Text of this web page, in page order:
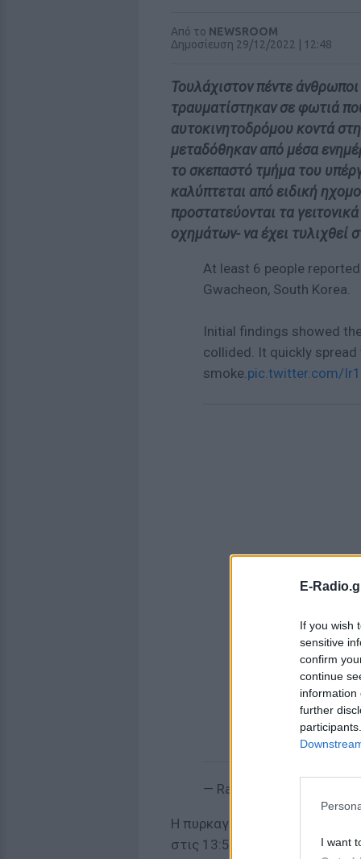
E-
If you wish
sensitive
confirm
continue
information
further
I want
Από το NEWSROOM
Δημοσίευση 29/12/2022 | 12:48
Τουλάχιστον πέντε
τραυματίστηκαν σε φωτιά
αυτοκινητοδρόμου κοντά
μεταδόθηκαν από μέσα
το σκεπαστό τμήμα του
καλύπτεται από ειδική
προστατεύονται τα
οχημάτων- να έχει τυλιχθεί
At least 6 people
Gwacheon, South Korea.
Initial findings showed
collided. It quickly
smoke.pic.twitter.com/
— Raphael Rashid
Η πυρκαγιά προκλήθηκε
στις 13:50 (τοπική ώρα,